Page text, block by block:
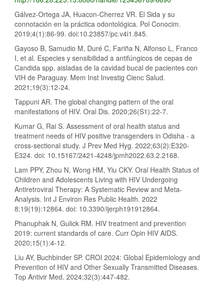
Gálvez-Ortega JA, Huacon-Cherrez VR. El Sida y su
connotación en la práctica odontológica. Pol Conocim.
2019;4(1):86-99. doi:10.23857/pc.v4i1.845.
Gayoso B, Samudio M, Duré C, Fariña N, Alfonso L, Franco
I, et al. Especies y sensibilidad a antifúngicos de cepas de
Candida spp. aisladas de la cavidad bucal de pacientes con
VIH de Paraguay. Mem Inst Investig Cienc Salud.
2021;19(3):12-24.
Tappuni AR. The global changing pattern of the oral
manifestations of HIV. Oral Dis. 2020;26(S1):22-7.
Kumar G, Rai S. Assessment of oral health status and
treatment needs of HIV positive transgenders in Odisha - a
cross-sectional study. J Prev Med Hyg. 2022;63(2):E320-
E324. doi: 10.15167/2421-4248/jpmh2022.63.2.2168.
Lam PPY, Zhou N, Wong HM, Yiu CKY. Oral Health Status of
Children and Adolescents Living with HIV Undergoing
Antiretroviral Therapy: A Systematic Review and Meta-
Analysis. Int J Environ Res Public Health. 2022
8;19(19):12864. doi: 10.3390/ijerph191912864.
Phanuphak N, Gulick RM. HIV treatment and prevention
2019: current standards of care. Curr Opin HIV AIDS.
2020;15(1):4-12.
Liu AY, Buchbinder SP. CROI 2024: Global Epidemiology and
Prevention of HIV and Other Sexually Transmitted Diseases.
Top Antivir Med. 2024;32(3):447-482.